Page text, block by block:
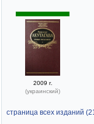
2009 г.
(украинский)
страница всех изданий